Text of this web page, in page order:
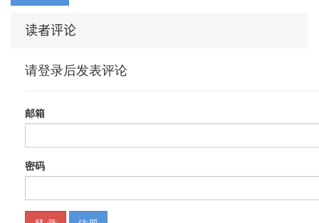
1.3.4 智能城市和能源网络
.......................................................................... 17
1.3.7 营销2.0
1.4 万维物联网——增强版的物联网
................................................................. 21
1.4.1 更容易编程
1.4.2 开放和可扩展标准
............................................................................ 22
读者评论